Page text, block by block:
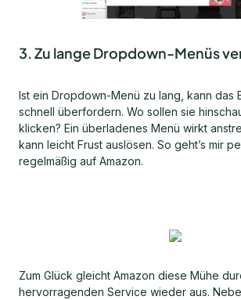
3. Zu lange Dropdown-Menüs
Ist ein Dropdown-Menü zu lang, kann das
schnell überfordern. Wo sollen sie
klicken? Ein überladenes Menü wirkt
kann leicht Frust auslösen. So geht’s mir
regelmäßig auf Amazon.
Zum Glück gleicht Amazon diese Mühe
hervorragenden Service wieder aus.